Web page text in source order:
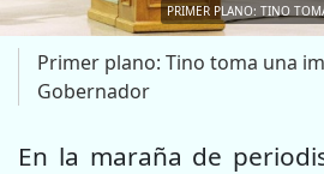
PRIMER PLANO: TINO
Primer plano: Tino toma una
Gobernador
En la maraña de